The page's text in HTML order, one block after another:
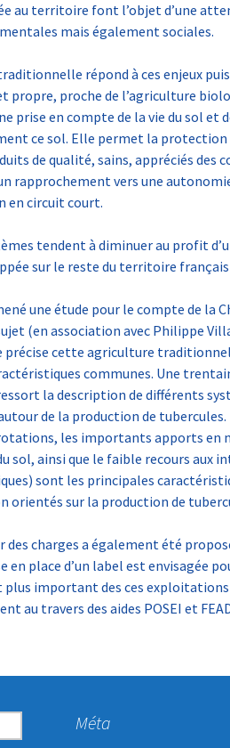
au territoire font l’objet d’une
mais également sociales.
répond à ces enjeux
propre, proche de l’agriculture
prise en compte de la vie du sol et
ce sol. Elle permet la
de qualité, sains, appréciés des
rapprochement vers une
en circuit court.
tendent à diminuer au profit
sur le reste du territoire
une étude pour le compte de la
(en association avec Philippe
précise cette agriculture
communes. Une
la description de différents
de la production de
les importants apports en
sol, ainsi que le faible recours
sont les principales
orientés sur la production de
des charges a également été
en place d’un label est envisagée
plus important des ces
au travers des aides POSEI et
Méta